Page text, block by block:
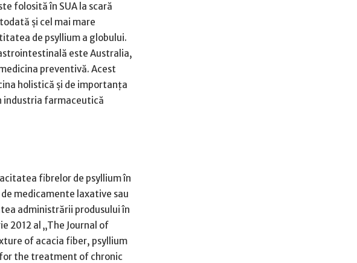
folosită în SUA la scară
şi cel mai mare
de psyllium a globului.
este Australia,
preventivă. Acest
holistică şi de importanţa
industria farmaceutică
fibrelor de psyllium în
medicamente laxative sau
administrării produsului în
2012 al „The Journal of
of acacia fiber, psyllium
the treatment of chronic